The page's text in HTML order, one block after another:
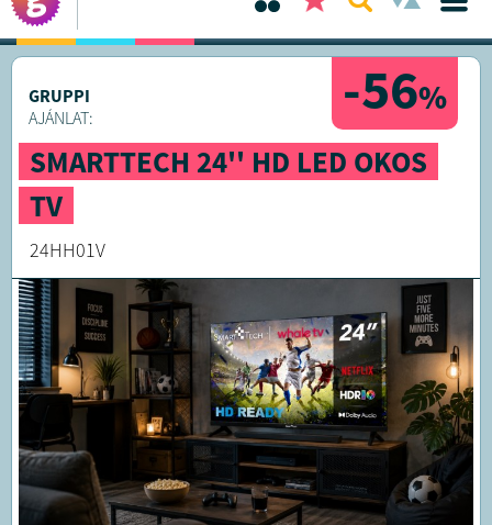
-56%
GRUPPI
AJÁNLAT:
SMARTTECH 24'' HD LED OKOS
TV
24HH01V